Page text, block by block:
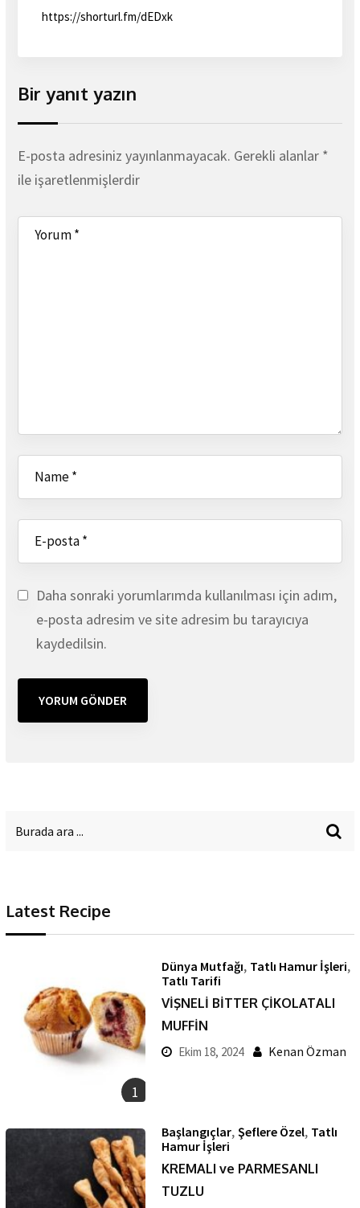
https://shorturl.fm/dEDxk
Bir yanıt yazın
E-posta adresiniz yayınlanmayacak. Gerekli alanlar *
ile işaretlenmişlerdir
Daha sonraki yorumlarımda kullanılması için adım,
e-posta adresim ve site adresim bu tarayıcıya
kaydedilsin.
Latest Recipe
1
Dünya Mutfağı, Tatlı Hamur İşleri,
Tatlı Tarifi
VİŞNELİ BİTTER ÇİKOLATALI
MUFFİN
Ekim 18, 2024 Kenan Özman
Başlangıçlar, Şeflere Özel, Tatlı
Hamur İşleri
KREMALI ve PARMESANLI
TUZLU